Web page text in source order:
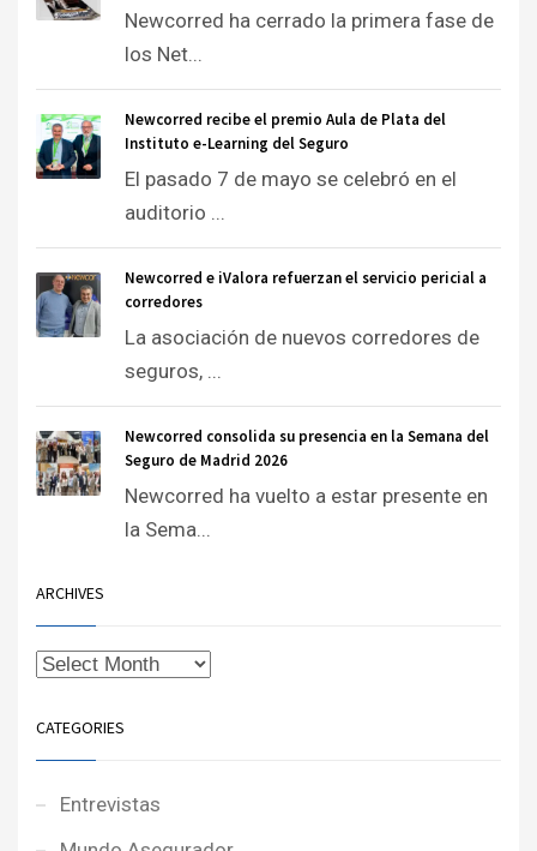
Newcorred ha cerrado la primera fase de
los Net...
Newcorred recibe el premio Aula de Plata del
Instituto e-Learning del Seguro
El pasado 7 de mayo se celebró en el
auditorio ...
Newcorred e iValora refuerzan el servicio pericial a
corredores
La asociación de nuevos corredores de
seguros, ...
Newcorred consolida su presencia en la Semana del
Seguro de Madrid 2026
Newcorred ha vuelto a estar presente en
la Sema...
ARCHIVES
CATEGORIES
Entrevistas